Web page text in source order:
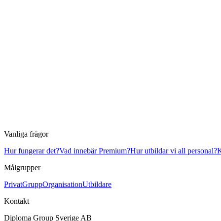
Vanliga frågor
Hur fungerar det?Vad innebär Premium?Hur utbildar vi all personal?
Målgrupper
PrivatGruppOrganisationUtbildare
Kontakt
Diploma Group Sverige AB